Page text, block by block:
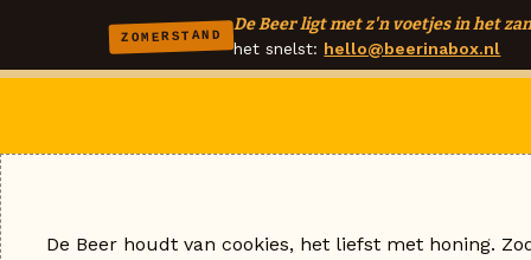
ZOMERSTAND
De Beer ligt met z'n voetjes in het
het snelst: hello@beerinabox.nl
De Beer houdt van cookies, het liefst met honing.